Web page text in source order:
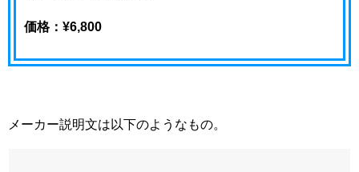
価格：¥6,800
メーカー説明文は以下のようなもの。